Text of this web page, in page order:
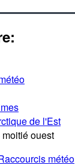
de l'Est
ouest
météo